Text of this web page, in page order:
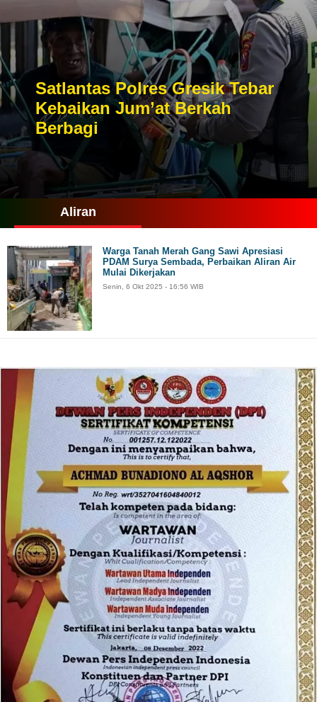
Satlantas Polres Gresik Tebar
Kebaikan Jum’at Berkah
Berbagi
Aliran
Warga Tanah Merah Gang Sawi Apresiasi
PDAM Surya Sembada, Perbaikan Aliran Air
Mulai Dikerjakan
Senin, 6 Okt 2025 - 16:56 WIB